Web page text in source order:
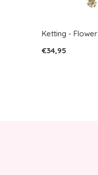
Ketting - Flower
€34,95